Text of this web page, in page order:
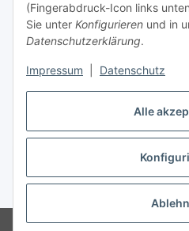
Alle
(Fingerabdruck-Icon links
Sie unter Konfigurieren und in
Datenschutzerklärung.
Impressum Datenschutz
Buttstädter Str. 10
99510 Apolda
Germany
Telefon:+49 (0)3644-84 71 689
Telefax: +49 (0)3644-61 87 15
Vertrag
* Alle Preise inkl. gesetzlicher USt.,
©